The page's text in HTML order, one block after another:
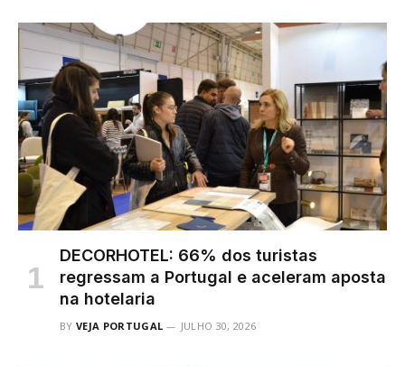
DECORHOTEL: 66% dos turistas
regressam a Portugal e aceleram aposta
na hotelaria
BY VEJA PORTUGAL JULHO 30, 2026